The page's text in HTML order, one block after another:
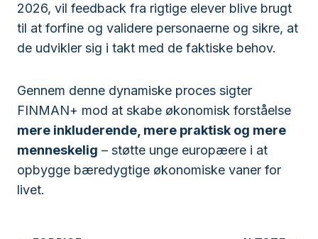
2026, vil feedback fra rigtige elever blive brugt
til at forfine og validere personaerne og sikre, at
de udvikler sig i takt med de faktiske behov.
Gennem denne dynamiske proces sigter
FINMAN+ mod at skabe økonomisk forståelse
mere inkluderende, mere praktisk og mere
menneskelig – støtte unge europæere i at
opbygge bæredygtige økonomiske vaner for
livet.